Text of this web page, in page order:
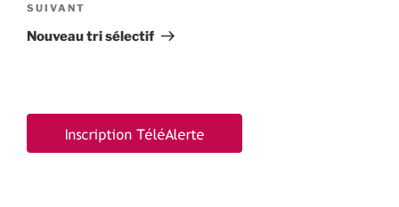
Article
suivant
SUIVANT
Nouveau tri sélectif